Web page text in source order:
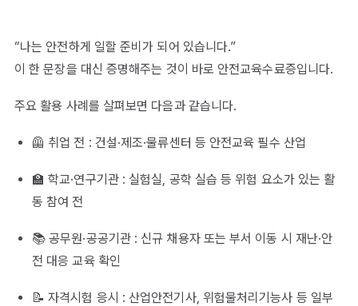
“나는 안전하게 일할 준비가 되어 있습니다.”
이 한 문장을 대신 증명해주는 것이 바로 안전교육수료증입니다.
주요 활용 사례를 살펴보면 다음과 같습니다.
🦺 취업 전 : 건설·제조·물류센터 등 안전교육 필수 산업
🏫 학교·연구기관 : 실험실, 공학 실습 등 위험 요소가 있는 활
동 참여 전
📚 공무원·공공기관 : 신규 채용자 또는 부서 이동 시 재난·안
전 대응 교육 확인
📝 자격시험 응시 : 산업안전기사, 위험물처리기능사 등 일부